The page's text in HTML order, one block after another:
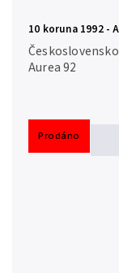
10 koruna 1992 -
Aurea 92
Prodáno